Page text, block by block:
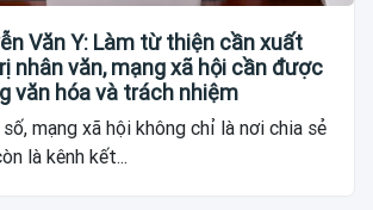
Văn Y: Làm từ thiện cần xuất
nhân văn, mạng xã hội cần được
văn hóa và trách nhiệm
mạng xã hội không chỉ là nơi chia sẻ
là kênh kết...